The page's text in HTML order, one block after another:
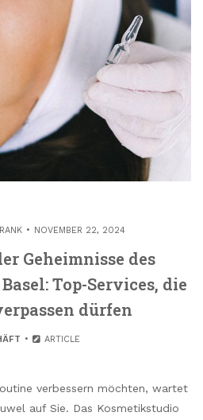
NOVEMBER 22, 2024
Geheimnisse des
Top-Services, die
dürfen
ARTICLE
verbessern möchten, wartet
auf Sie. Das Kosmetikstudio